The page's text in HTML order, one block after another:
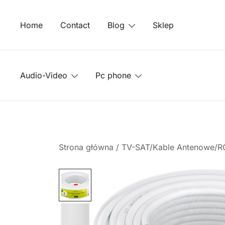
Home Contact Blog Sklep
Audio-Video Pc phone
Strona główna / TV-SAT/Kable Antenowe/